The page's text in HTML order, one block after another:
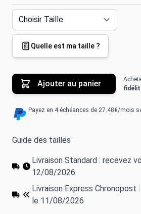
Quelle est ma taille ?
Ajouter au panier
Payez en 4 échéances de 27.48€/mois
Guide des tailles
Livraison Standard : recevez
12/08/2026
Livraison Express
le 11/08/2026